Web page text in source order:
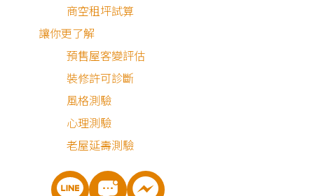
商空租坪試算
讓你更了解
預售屋客變評估
裝修許可診斷
風格測驗
心理測驗
老屋延壽測驗
現代簡約設計
公共空間以經典的黑白灰為基底，仿清水模的電視牆以弧形
邊，用以修飾櫃體的厚度，也能避免讓空間過於平直呆板，
視櫃選擇了現成的家具，作為空間中少數的暖木紋色，讓這